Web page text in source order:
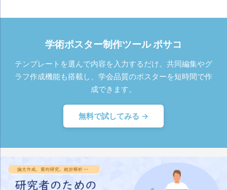
学術ポスター制作ツール ポサコ
テンプレートを選んで内容を入力するだけ。共同編集やグ
ラフ作成機能も搭載し、学会品質のポスターを短時間で作
成できます。
無料で試してみる →